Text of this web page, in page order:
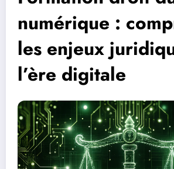
numérique :
les enjeux
l’ère digitale